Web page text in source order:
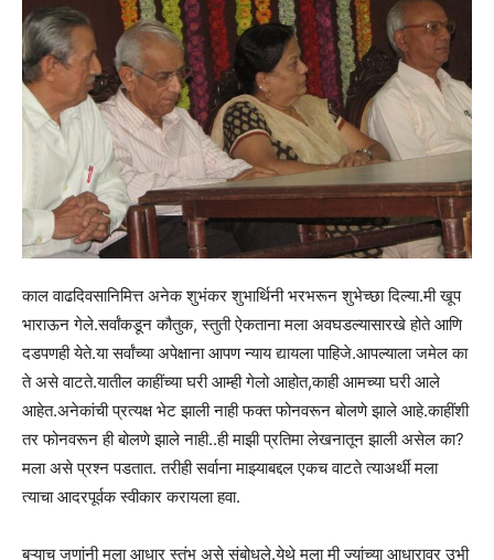
काल वाढदिवसानिमित्त अनेक शुभंकर शुभार्थिनी भरभरून शुभेच्छा दिल्या.मी खूप
भाराऊन गेले.सर्वांकडून कौतुक, स्तुती ऐकताना मला अवघडल्यासारखे होते आणि
दडपणही येते.या सर्वांच्या अपेक्षाना आपण न्याय द्यायला पाहिजे.आपल्याला जमेल का
ते असे वाटते.यातील काहींच्या घरी आम्ही गेलो आहोत,काही आमच्या घरी आले
आहेत.अनेकांची प्रत्यक्ष भेट झाली नाही फक्त फोनवरून बोलणे झाले आहे.काहींशी
तर फोनवरून ही बोलणे झाले नाही..ही माझी प्रतिमा लेखनातून झाली असेल का?
मला असे प्रश्न पडतात. तरीही सर्वाना माझ्याबद्दल एकच वाटते त्याअर्थी मला
त्याचा आदरपूर्वक स्वीकार करायला हवा.
बऱ्याच जणांनी मला आधार स्तंभ असे संबोधले.येथे मला मी ज्यांच्या आधारावर उभी